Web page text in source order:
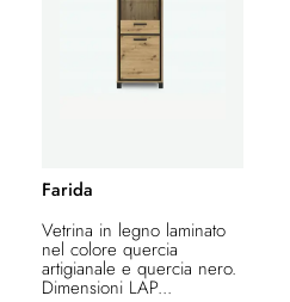
Farida
Vetrina in legno laminato
nel colore quercia
artigianale e quercia nero.
Dimensioni LAP...